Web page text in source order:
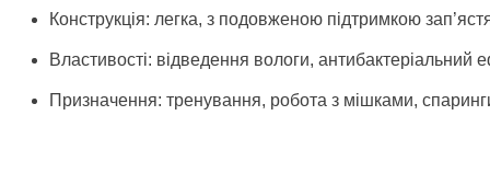
Конструкція: легка, з подовженою підтримкою
Властивості: відведення вологи, антибактеріальний
Призначення: тренування, робота з мішками,